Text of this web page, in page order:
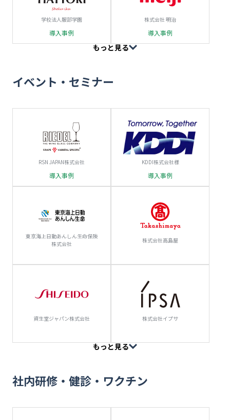
学校法人服部学園
導入事例
株式会社 明治
導入事例
もっと見る
イベント・セミナー
RSN JAPAN株式会社
導入事例
KDDI株式会社様
導入事例
東京海上日動あんしん生命保険
株式会社
株式会社高島屋
資生堂ジャパン株式会社 株式会社イプサ
もっと見る
社内研修・健診・ワクチン